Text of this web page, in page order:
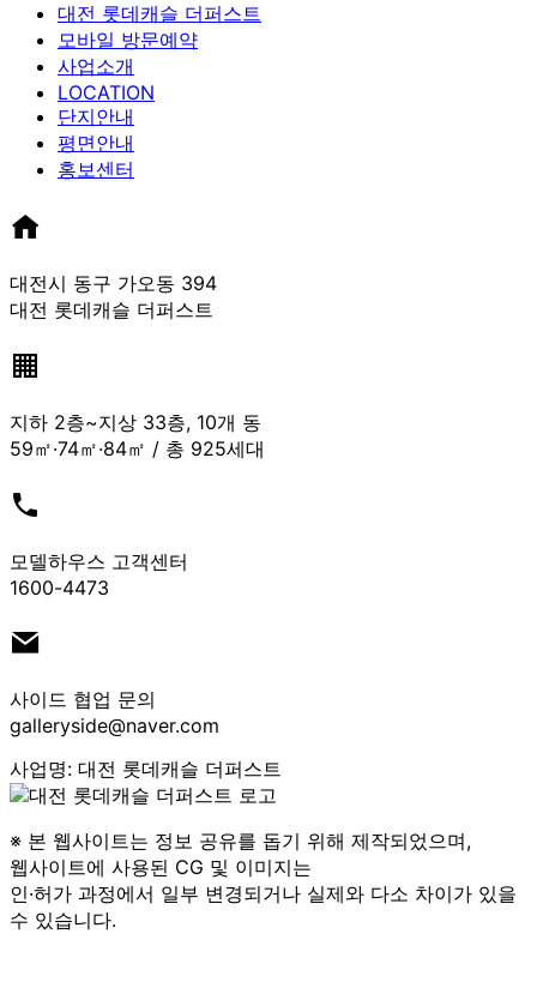
대전 롯데캐슬 더퍼스트
모바일 방문예약
사업소개
LOCATION
단지안내
평면안내
홍보센터
대전시 동구 가오동 394
대전 롯데캐슬 더퍼스트
지하 2층~지상 33층, 10개 동
59㎡·74㎡·84㎡ / 총 925세대
모델하우스 고객센터
1600-4473
사이드 협업 문의
galleryside@naver.com
사업명: 대전 롯데캐슬 더퍼스트
※ 본 웹사이트는 정보 공유를 돕기 위해 제작되었으며,
웹사이트에 사용된 CG 및 이미지는
인·허가 과정에서 일부 변경되거나 실제와 다소 차이가 있을
수 있습니다.